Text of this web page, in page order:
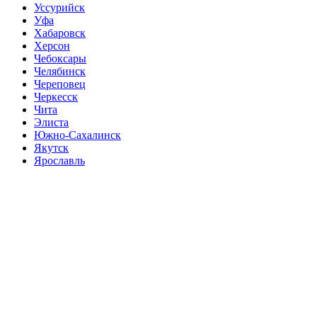
Уссурийск
Уфа
Хабаровск
Херсон
Чебоксары
Челябинск
Череповец
Черкесск
Чита
Элиста
Южно-Сахалинск
Якутск
Ярославль